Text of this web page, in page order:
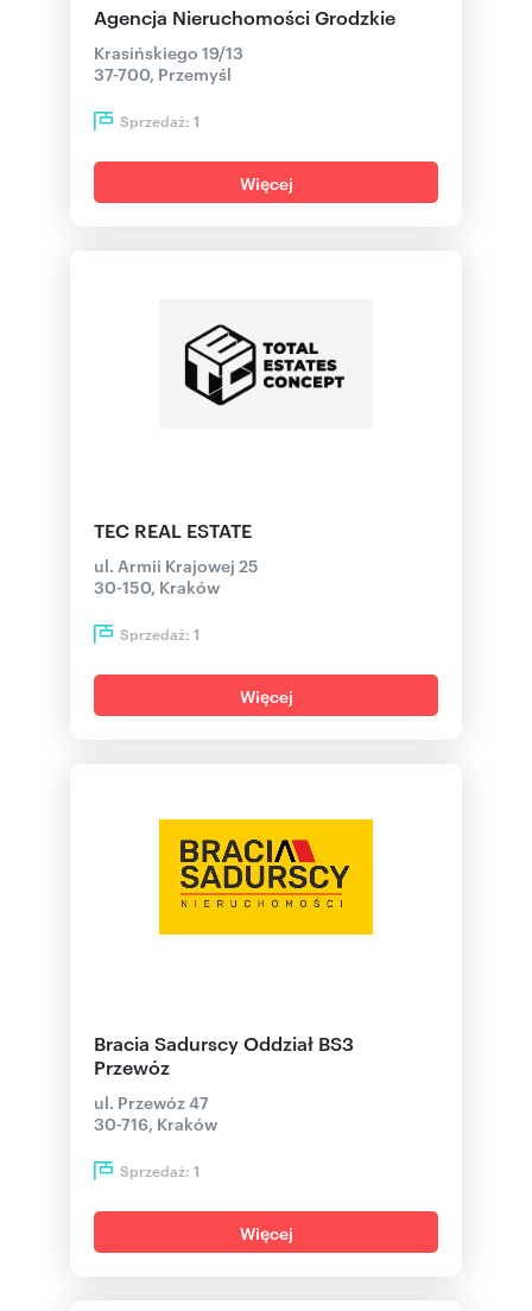
Agencja Nieruchomości Grodzkie
Krasińskiego 19/13
37-700, Przemyśl
Sprzedaż: 1
Więcej
TEC REAL ESTATE
ul. Armii Krajowej 25
30-150, Kraków
Sprzedaż: 1
Więcej
Bracia Sadurscy Oddział BS3
Przewóz
ul. Przewóz 47
30-716, Kraków
Sprzedaż: 1
Więcej